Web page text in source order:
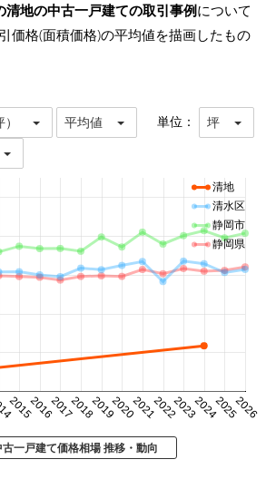
清地の中古一戸建ての取引事例について
価格(面積価格)の平均値を描画したもの
平均値 単位： 坪
201520162017201820192020202120222023202420252026
清地
清水区
静岡市
静岡県
一戸建て価格相場 推移・動向